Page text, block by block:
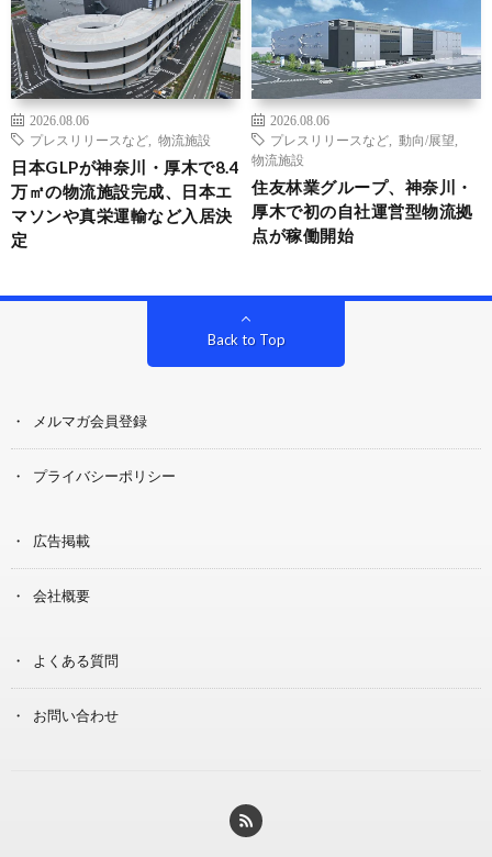
2026.08.06
プレスリリースなど
物流施設
日本GLPが神奈川・厚木で8.4
万㎡の物流施設完成、日本エ
マソンや真栄運輸など入居決
定
2026.08.06
プレスリリースなど
動向/展望
物流施設
住友林業グループ、神奈川・
厚木で初の自社運営型物流拠
点が稼働開始
Back to Top
メルマガ会員登録
プライバシーポリシー
広告掲載
会社概要
よくある質問
お問い合わせ